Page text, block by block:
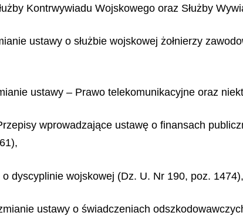
Kontrwywiadu Wojskowego oraz Służby
ustawy o służbie wojskowej żołnierzy
ustawy – Prawo telekomunikacyjne oraz
wprowadzające ustawę o finansach
dyscyplinie wojskowej (Dz. U. Nr 190, poz. 1474),
ustawy o świadczeniach